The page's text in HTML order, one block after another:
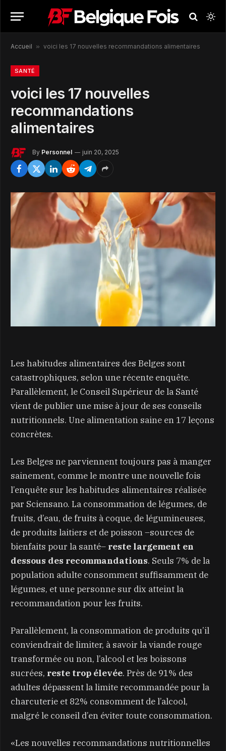
Accueil » voici les 17 nouvelles recommandations alimentaires
SANTÉ
voici les 17 nouvelles
recommandations
alimentaires
By Personnel juin 20, 2025
Les habitudes alimentaires des Belges sont
catastrophiques, selon une récente enquête.
Parallèlement, le Conseil Supérieur de la Santé
vient de publier une mise à jour de ses conseils
nutritionnels. Une alimentation saine en 17 leçons
concrètes.
Les Belges ne parviennent toujours pas à manger
sainement, comme le montre une nouvelle fois
l’enquête sur les habitudes alimentaires réalisée
par Sciensano. La consommation de légumes, de
fruits, d’eau, de fruits à coque, de légumineuses,
de produits laitiers et de poisson –sources de
bienfaits pour la santé– reste largement en
dessous des recommandations. Seuls 7% de la
population adulte consomment suffisamment de
légumes, et une personne sur dix atteint la
recommandation pour les fruits.
Parallèlement, la consommation de produits qu’il
conviendrait de limiter, à savoir la viande rouge
transformée ou non, l’alcool et les boissons
sucrées, reste trop élevée. Près de 91% des
adultes dépassent la limite recommandée pour la
charcuterie et 82% consomment de l’alcool,
malgré le conseil d’en éviter toute consommation.
«Les nouvelles recommandations nutritionnelles